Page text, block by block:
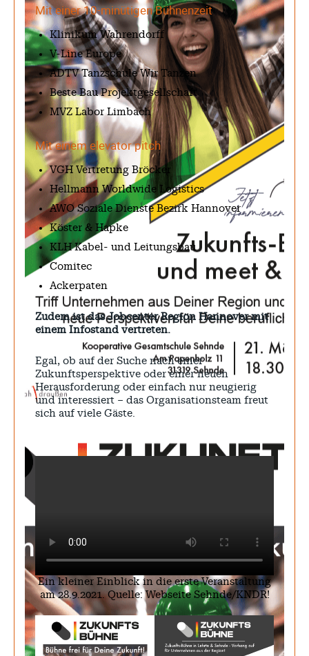
Mit einer 10-minütigen Bühnenzeit
Klinikum Wahrendorff
V-Line Europe
ADTV Tanzschule Wir Tanzen
Beste Bau Projektgesellschaft
MVZ Labor Limbach
Mit einem elevator pitch
VGH Vertretung Bröcker
Hellmann Worldwide Logistics
AWO Soziale Dienste Bezirk Hannover
Köster & Hapke
KLH Kabel- und Leitungsbau
Comitec
Ackerpaten
Zudem ist das Jobcenter Region Hannover mit
einem Infostand vertreten.
Egal, ob auf der Suche nach einer
Zukunftsperspektive oder einer neuen
Herausforderung oder einfach nur neugierig
und interessiert – das Organisationsteam freut
sich auf viele Gäste.
Ein kleiner Einblick in die erste Veranstaltung
am 28.9.2021. Quelle: Webseite Sehnde/KNDR!